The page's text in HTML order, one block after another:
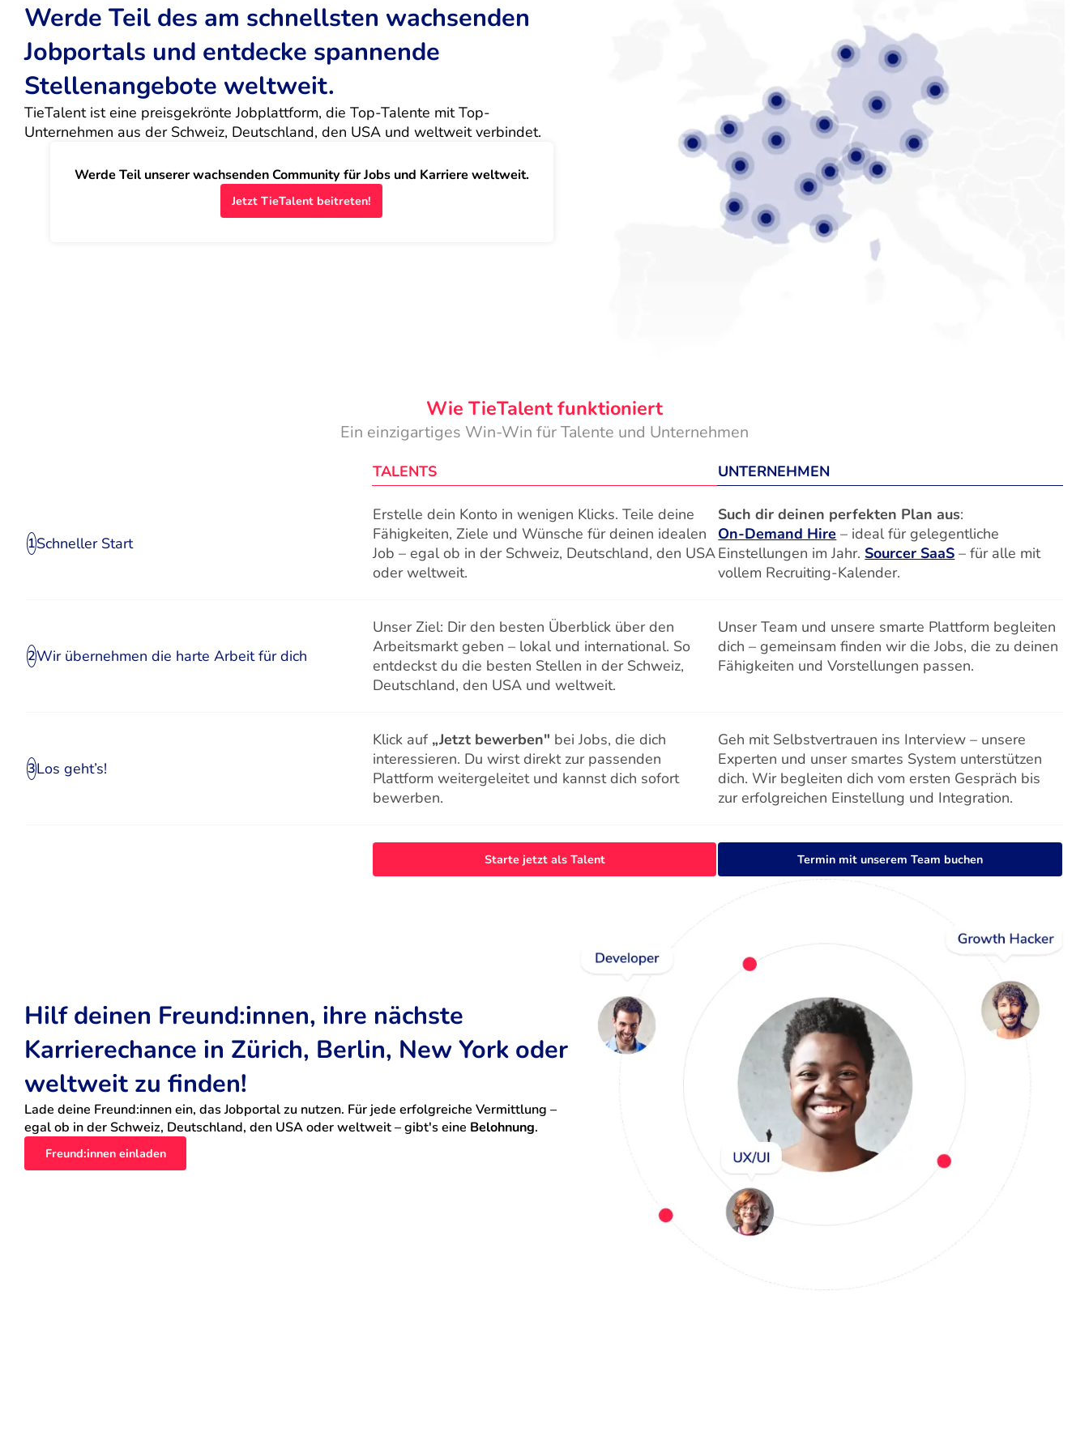
Werde Teil des am schnellsten wachsenden
Jobportals und entdecke spannende
Stellenangebote weltweit.
TieTalent ist eine preisgekrönte Jobplattform, die Top-Talente mit Top-
Unternehmen aus der Schweiz, Deutschland, den USA und weltweit verbindet.
Werde Teil unserer wachsenden Community für Jobs und Karriere weltweit.
Jetzt TieTalent beitreten!
Wie TieTalent funktioniert
Ein einzigartiges Win-Win für Talente und Unternehmen
TALENTS UNTERNEHMEN
1Schneller Start
Erstelle dein Konto in wenigen Klicks. Teile deine
Fähigkeiten, Ziele und Wünsche für deinen idealen
Job – egal ob in der Schweiz, Deutschland, den USA
oder weltweit.
Such dir deinen perfekten Plan aus:
On-Demand Hire – ideal für gelegentliche
Einstellungen im Jahr. Sourcer SaaS – für alle mit
vollem Recruiting-Kalender.
2Wir übernehmen die harte Arbeit für dich
Unser Ziel: Dir den besten Überblick über den
Arbeitsmarkt geben – lokal und international. So
entdeckst du die besten Stellen in der Schweiz,
Deutschland, den USA und weltweit.
Unser Team und unsere smarte Plattform begleiten
dich – gemeinsam finden wir die Jobs, die zu deinen
Fähigkeiten und Vorstellungen passen.
3Los geht’s!
Klick auf „Jetzt bewerben" bei Jobs, die dich
interessieren. Du wirst direkt zur passenden
Plattform weitergeleitet und kannst dich sofort
bewerben.
Geh mit Selbstvertrauen ins Interview – unsere
Experten und unser smartes System unterstützen
dich. Wir begleiten dich vom ersten Gespräch bis
zur erfolgreichen Einstellung und Integration.
Starte jetzt als Talent Termin mit unserem Team buchen
Hilf deinen Freund:innen, ihre nächste
Karrierechance in Zürich, Berlin, New York oder
weltweit zu finden!
Lade deine Freund:innen ein, das Jobportal zu nutzen. Für jede erfolgreiche Vermittlung –
egal ob in der Schweiz, Deutschland, den USA oder weltweit – gibt's eine Belohnung.
Freund:innen einladen